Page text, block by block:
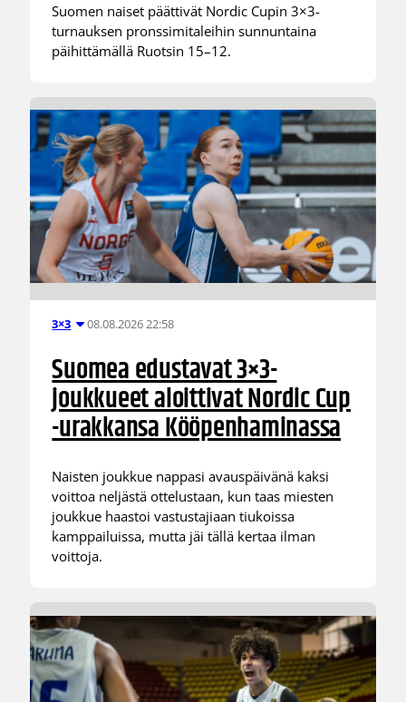
Suomen naiset päättivät Nordic Cupin 3×3-
turnauksen pronssimitaleihin sunnuntaina
päihittämällä Ruotsin 15–12.
3×3 08.08.2026 22:58
Suomea edustavat 3×3-
joukkueet aloittivat Nordic Cup
-urakkansa Kööpenhaminassa
Naisten joukkue nappasi avauspäivänä kaksi
voittoa neljästä ottelustaan, kun taas miesten
joukkue haastoi vastustajiaan tiukoissa
kamppailuissa, mutta jäi tällä kertaa ilman
voittoja.